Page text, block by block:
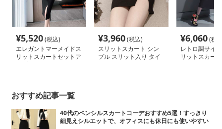
¥5,520(税込)
エレガントマーメイドス
リットスカートセットア
¥3,960(税込)
スリットスカート シン
プル スリット入り タイ
¥6,060(税
レトロ調サイ
リットスカート
おすすめ記事一覧
40代のペンシルスカートコーデおすすめ5選！すっきり
細見えシルエットで、オフィスにも休日にも使いやすい